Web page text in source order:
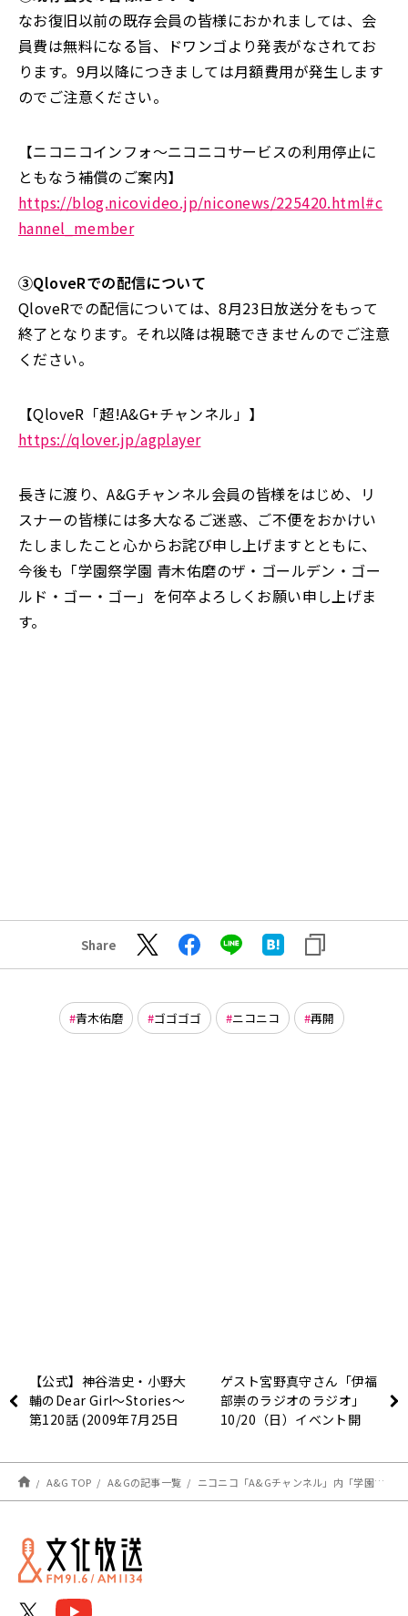
なお復旧以前の既存会員の皆様におかれましては、会
員費は無料になる旨、ドワンゴより発表がなされてお
ります。9月以降につきましては月額費用が発生します
のでご注意ください。
【ニコニコインフォ〜ニコニコサービスの利用停止に
ともなう補償のご案内】
https://blog.nicovideo.jp/niconews/225420.html#c
hannel_member
③QloveRでの配信について
QloveRでの配信については、8月23日放送分をもって
終了となります。それ以降は視聴できませんのでご注意
ください。
【QloveR「超!A&G+チャンネル」】
https://qlover.jp/agplayer
長きに渡り、A&Gチャンネル会員の皆様をはじめ、リ
スナーの皆様には多大なるご迷惑、ご不便をおかけい
たしましたこと心からお詫び申し上げますとともに、
今後も「学園祭学園 青木佑磨のザ・ゴールデン・ゴー
ルド・ゴー・ゴー」を何卒よろしくお願い申し上げま
す。
Share
青木佑磨 ゴゴゴゴ ニコニコ 再開
【公式】神谷浩史・小野大
輔のDear Girl〜Stories〜
第120話 (2009年7月25日
カットバージョン
ゲスト宮野真守さん「伊福
部崇のラジオのラジオ」
10/20（日）イベント開
A&G TOP A&Gの記事一覧 ニコニコ「A&Gチャンネル」内「学園祭学園青木佑磨のザ・ゴールデン・ゴールド・ゴー・ゴー」配信サービス再開とＱｌｏｖｅＲでの振替配信終了のご案内